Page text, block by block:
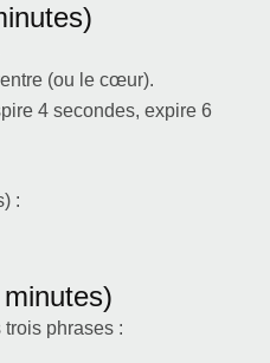
(ou le cœur).
4 secondes, expire 6
:
phrases :